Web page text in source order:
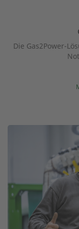
Die Gas2Power-